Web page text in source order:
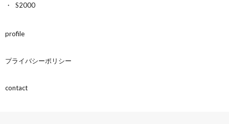
S2000
profile
プライバシーポリシー
contact